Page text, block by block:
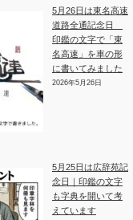
5月26日は東名高速
道路全通記念日
印鑑の文字で「東
名高速」を車の形
に書いてみました
2026年5月26日
5月25日は広辞苑記
念日｜印鑑の文字
も字典を開いて考
えています